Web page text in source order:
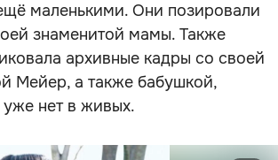
маленькими. Они позировали
знаменитой мамы. Также
архивные кадры со своей
Мейер, а также бабушкой,
нет в живых.